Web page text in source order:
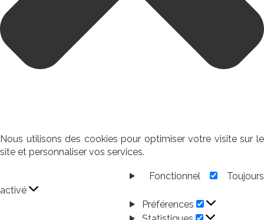
Nous utilisons des cookies pour optimiser votre visite sur le
site et personnaliser vos services.
Fonctionnel
Toujours
activé
Préférences